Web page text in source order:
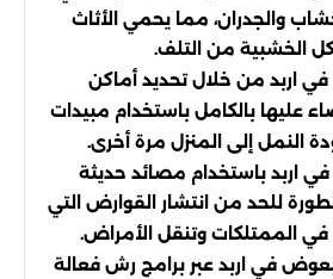
والجدران، مما يحمي الأثاث
الخشبية من التلف.
اربد من خلال تحديد أماكن
عليها بالكامل باستخدام مبيدات
النمل إلى المنزل مرة أخرى.
في اربد باستخدام مصائد حديثة
للحد من انتشار القوارض التي
في الممتلكات وتنقل الأمراض.
في اربد عبر برامج رش فعالة